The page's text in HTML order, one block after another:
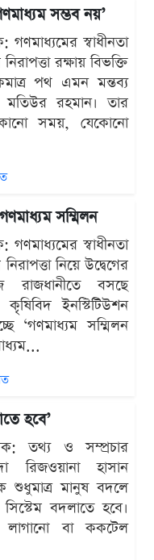
সম্ভব নয়’
গণমাধ্যমের স্বাধীনতা
রক্ষায় বিভক্তি
পথ এমন মন্তব্য
রহমান। তার
সময়, যেকোনো
গণমাধ্যম সম্মিলন
গণমাধ্যমের স্বাধীনতা
নিয়ে উদ্বেগের
রাজধানীতে বসছে
ইনস্টিটিউশন
‘গণমাধ্যম সম্মিলন
হবে’
তথ্য ও সম্প্রচার
রিজওয়ানা হাসান
শুধুমাত্র মানুষ বদলে
বদলাতে হবে।
বা ককটেল